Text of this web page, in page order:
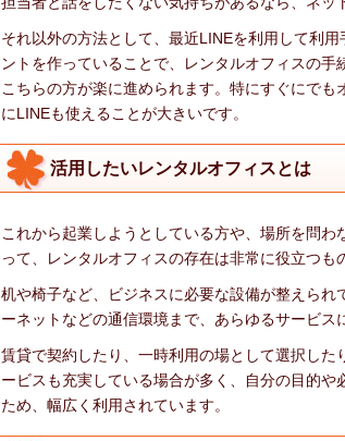
それ以外の方法として、最近LINEを利用して利
ントを作っていることで、レンタルオフィスの
こちらの方が楽に進められます。特にすぐにで
にLINEも使えることが大きいです。
活用したいレンタルオフィスとは
これから起業しようとしている方や、場所を問
って、レンタルオフィスの存在は非常に役立つも
机や椅子など、ビジネスに必要な設備が整えら
ーネットなどの通信環境まで、あらゆるサービス
賃貸で契約したり、一時利用の場として選択し
ービスも充実している場合が多く、自分の目的
ため、幅広く利用されています。